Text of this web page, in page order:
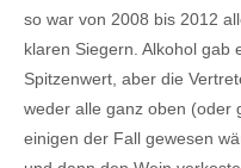
so war von 2008 bis 2012
klaren Siegern. Alkohol gab
Spitzenwert, aber die
weder alle ganz oben (oder
einigen der Fall gewesen